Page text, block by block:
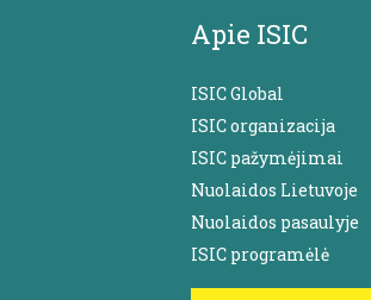
Apie ISIC
ISIC Global
ISIC organizacija
ISIC pažymėjimai
Nuolaidos Lietuvoje
Nuolaidos pasaulyje
ISIC programėlė